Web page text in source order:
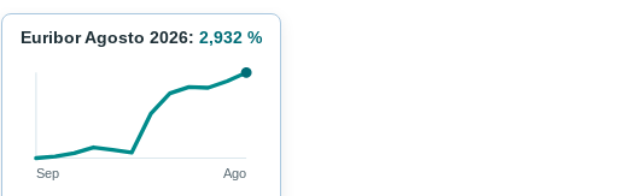
Euribor Agosto 2026: 2,932 %
Sep Ago